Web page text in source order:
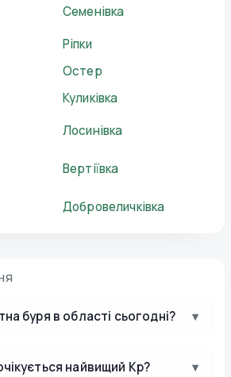
Семенівка
Ріпки
Остер
Куликівка
Лосинівка
Вертіївка
Добровеличківка
буря в області сьогодні? ▾
найвищий Kp? ▾